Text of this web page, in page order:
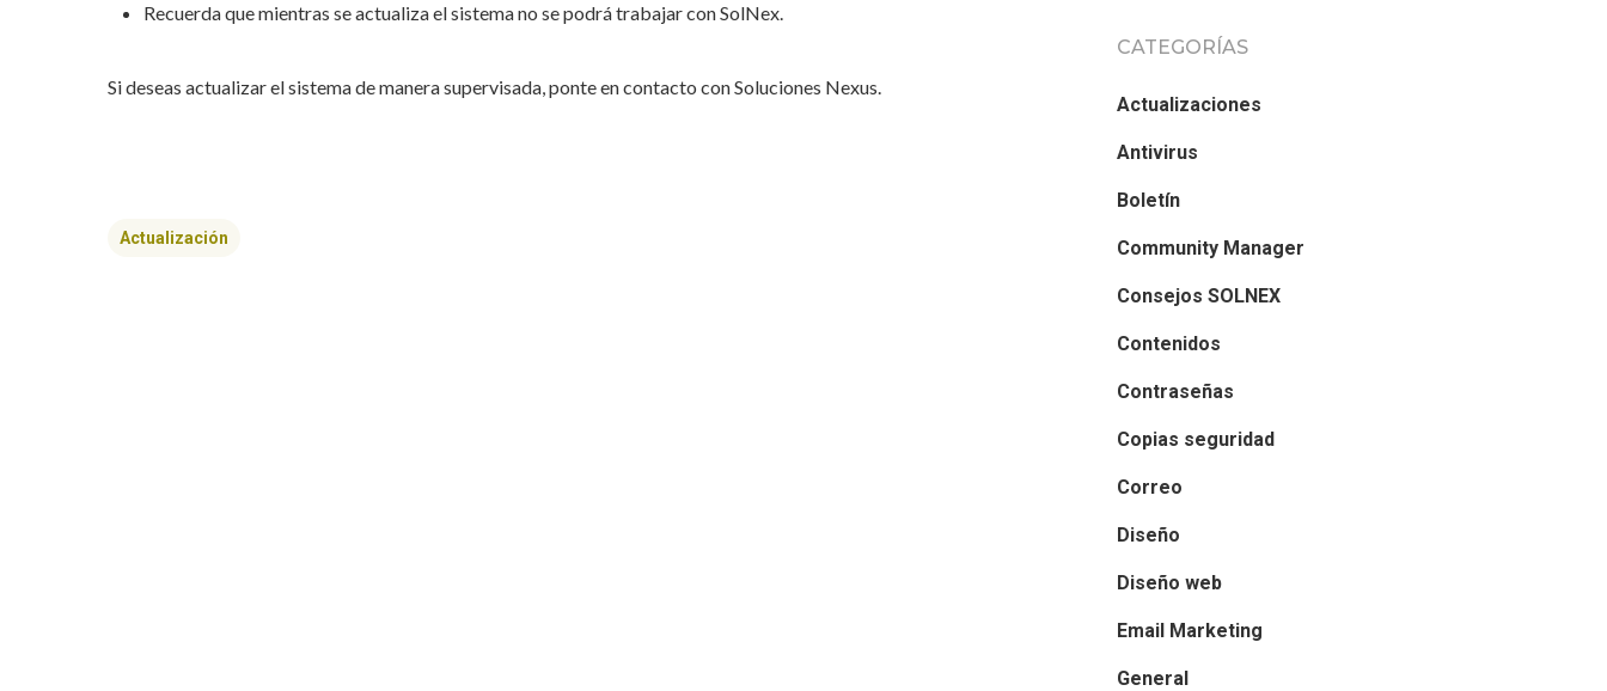
Recuerda que mientras se actualiza el sistema no se podrá trabajar con SolNex.
Si deseas actualizar el sistema de manera supervisada, ponte en contacto con Soluciones Nexus.
Actualización
CATEGORÍAS
Actualizaciones
Antivirus
Boletín
Community Manager
Consejos SOLNEX
Contenidos
Contraseñas
Copias seguridad
Correo
Diseño
Diseño web
Email Marketing
General